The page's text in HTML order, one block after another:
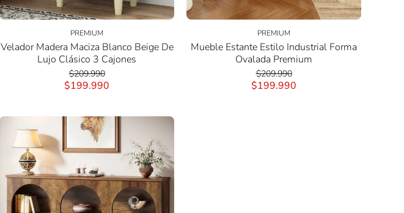
PREMIUM
Velador Madera Maciza Blanco Beige De
Lujo Clásico 3 Cajones
$209.990
$199.990
PREMIUM
Mueble Estante Estilo Industrial Forma
Ovalada Premium
$209.990
$199.990